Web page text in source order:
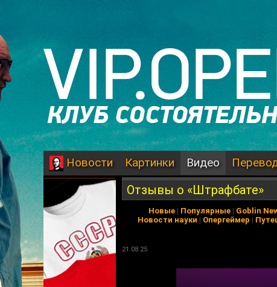
Новости Картинки Видео
Отзывы о «Штрафбате»
Новые | Популярные | Goblin
Новости науки | Опергеймер |
21.08.25